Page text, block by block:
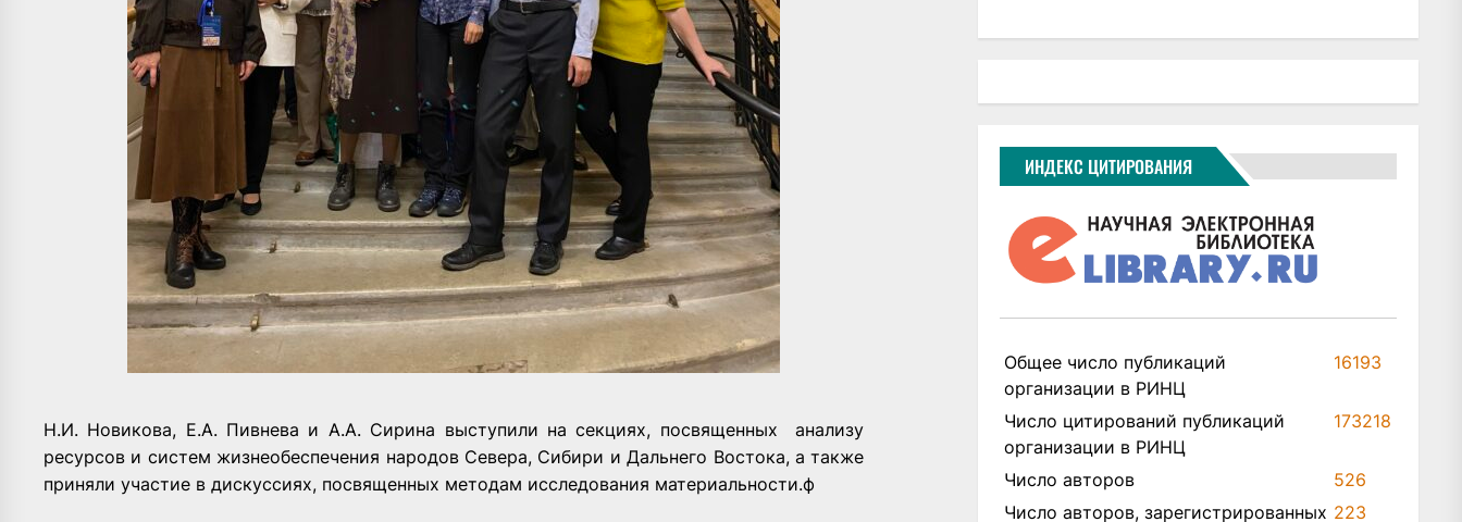
Н.И. Новикова, Е.А. Пивнева и А.А. Сирина выступили на секциях, посвященных анализу
ресурсов и систем жизнеобеспечения народов Севера, Сибири и Дальнего Востока, а также
приняли участие в дискуссиях, посвященных методам исследования материальности.ф
ИНДЕКС ЦИТИРОВАНИЯ
Общее число публикаций
организации в РИНЦ
16193
Число цитирований публикаций
организации в РИНЦ
173218
Число авторов
526
Число авторов, зарегистрированных 223